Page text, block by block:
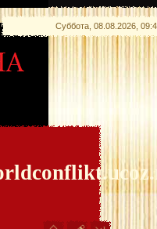
Суббота, 08.08.2026,